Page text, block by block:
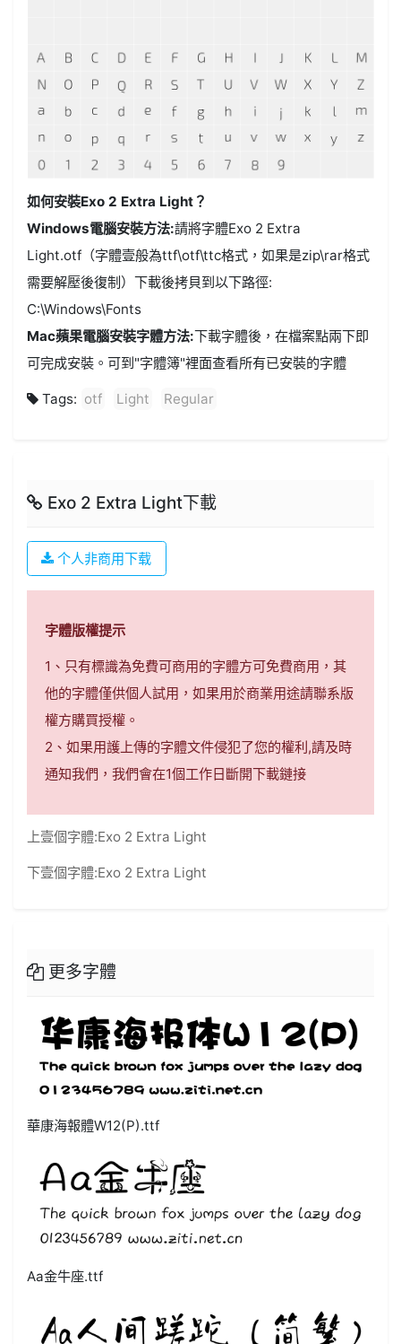
如何安裝Exo 2 Extra Light？
Windows電腦安裝方法:請將字體Exo 2 Extra
Light.otf（字體壹般為ttf\otf\ttc格式，如果是zip\rar格式
需要解壓後復制）下載後拷貝到以下路徑:
C:\Windows\Fonts
Mac蘋果電腦安裝字體方法:下載字體後，在檔案點兩下即
可完成安裝。可到"字體簿"裡面查看所有已安裝的字體
Tags: otf Light Regular
Exo 2 Extra Light下載
个人非商用下载
字體版權提示
1、只有標識為免費可商用的字體方可免費商用，其
他的字體僅供個人試用，如果用於商業用途請聯系版
權方購買授權。
2、如果用護上傳的字體文件侵犯了您的權利,請及時
通知我們，我們會在1個工作日斷開下載鏈接
上壹個字體:Exo 2 Extra Light
下壹個字體:Exo 2 Extra Light
更多字體
華康海報體W12(P).ttf
Aa金牛座.ttf